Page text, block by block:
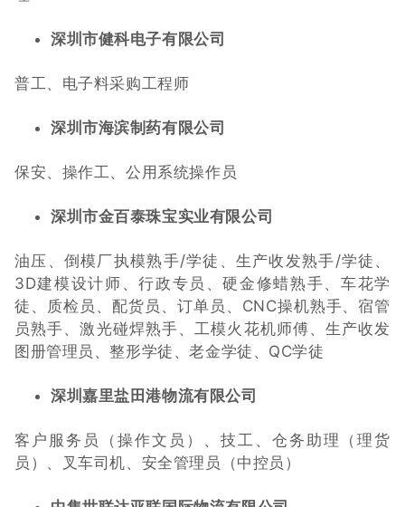
深圳市健科电子有限公司
普工、电子料采购工程师
深圳市海滨制药有限公司
保安、操作工、公用系统操作员
深圳市金百泰珠宝实业有限公司
油压、倒模厂执模熟手/学徒、生产收发熟手/学徒、
3D建模设计师、行政专员、硬金修蜡熟手、车花学
徒、质检员、配货员、订单员、CNC操机熟手、宿管
员熟手、激光碰焊熟手、工模火花机师傅、生产收发
图册管理员、整形学徒、老金学徒、QC学徒
深圳嘉里盐田港物流有限公司
客户服务员（操作文员）、技工、仓务助理（理货
员）、叉车司机、安全管理员（中控员）